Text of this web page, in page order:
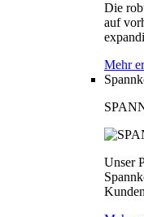
Die
auf
Mehr
Unser